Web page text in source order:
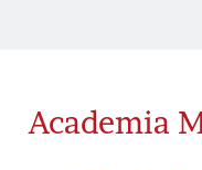
Academia